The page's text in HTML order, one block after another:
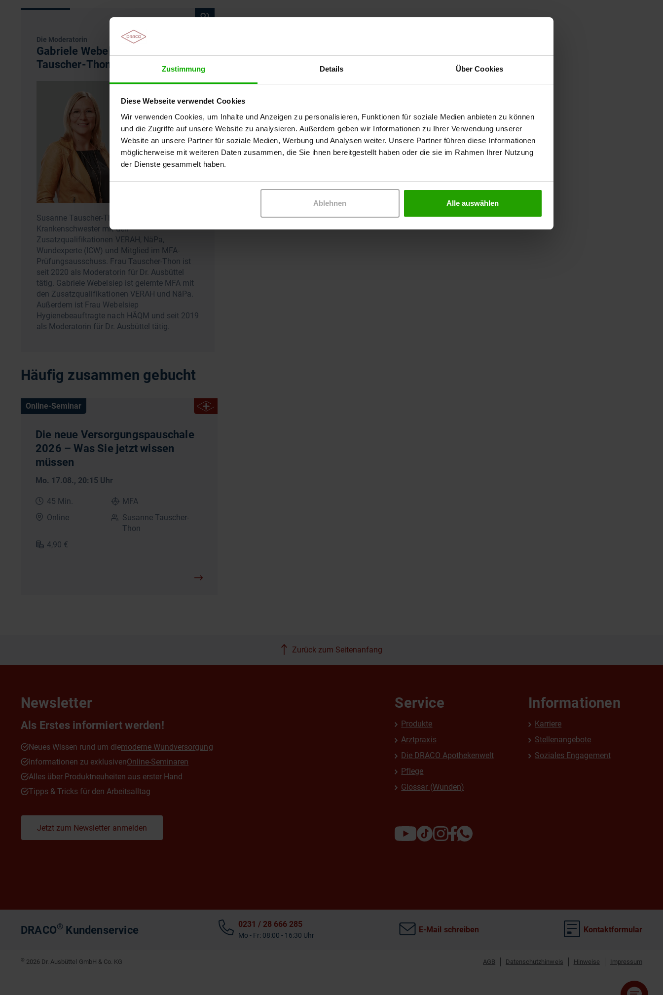
Zustimmung Details Über Cookies
Diese Webseite verwendet Cookies
Wir verwenden Cookies, um Inhalte und Anzeigen zu personalisieren, Funktionen für soziale Medien anbieten zu können
und die Zugriffe auf unsere Website zu analysieren. Außerdem geben wir Informationen zu Ihrer Verwendung unserer
Website an unsere Partner für soziale Medien, Werbung und Analysen weiter. Unsere Partner führen diese Informationen
möglicherweise mit weiteren Daten zusammen, die Sie ihnen bereitgestellt haben oder die sie im Rahmen Ihrer Nutzung
der Dienste gesammelt haben.
Ablehnen Alle auswählen
Die Moderatorin
Gabriele Webelsiep & Susanne
Tauscher-Thon
Susanne Tauscher-Thon ist examinierte
Krankenschwester mit den
Zusatzqualifikationen VERAH, NäPa,
Wundexperte (ICW) und Mitglied im MFA-
Prüfungsausschuss. Frau Tauscher-Thon ist
seit 2020 als Moderatorin für Dr. Ausbüttel
tätig. Gabriele Webelsiep ist gelernte MFA mit
den Zusatzqualifikationen VERAH und NäPa.
Außerdem ist Frau Webelsiep
Hygienebeauftragte nach HÄQM und seit 2019
als Moderatorin für Dr. Ausbüttel tätig.
Häufig zusammen gebucht
Online-Seminar
Die neue Versorgungspauschale
2026 – Was Sie jetzt wissen
müssen
Mo. 17.08., 20:15 Uhr
45 Min.
MFA
Online
Susanne Tauscher-
Thon
4,90 €
Zurück zum Seitenanfang
Newsletter
Als Erstes informiert werden!
Neues Wissen rund um diemoderne Wundversorgung
Informationen zu exklusivenOnline-Seminaren
Alles über Produktneuheiten aus erster Hand
Tipps & Tricks für den Arbeitsalltag
Jetzt zum Newsletter anmelden
Service
Produkte
Arztpraxis
Die DRACO Apothekenwelt
Pflege
Glossar (Wunden)
Informationen
Karriere
Stellenangebote
Soziales Engagement
DRACO® Kundenservice 0231 / 28 666 285
Mo - Fr: 08:00 - 16:30 Uhr
E-Mail schreiben Kontaktformular
© 2026 Dr. Ausbüttel GmbH & Co. KG AGB Datenschutzhinweis Hinweise Impressum